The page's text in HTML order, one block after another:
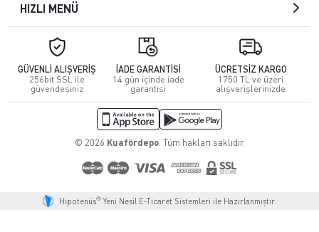
HIZLI MENÜ
GÜVENLİ ALIŞVERİŞ
256bit SSL ile
güvendesiniz
İADE GARANTİSİ
14 gün içinde iade
garantisi
ÜCRETSİZ KARGO
1750 TL ve üzeri
alışverişlerinizde
© 2026 Kuafördepo. Tüm hakları saklıdır.
Hipotenüs® Yeni Nesil E-Ticaret Sistemleri ile Hazırlanmıştır.